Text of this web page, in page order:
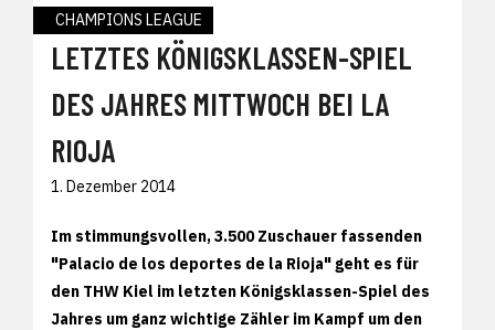
CHAMPIONS LEAGUE
LETZTES KÖNIGSKLASSEN-SPIEL
DES JAHRES MITTWOCH BEI LA
RIOJA
1. Dezember 2014
Im stimmungsvollen, 3.500 Zuschauer fassenden
"Palacio de los deportes de la Rioja" geht es für
den THW Kiel im letzten Königsklassen-Spiel des
Jahres um ganz wichtige Zähler im Kampf um den